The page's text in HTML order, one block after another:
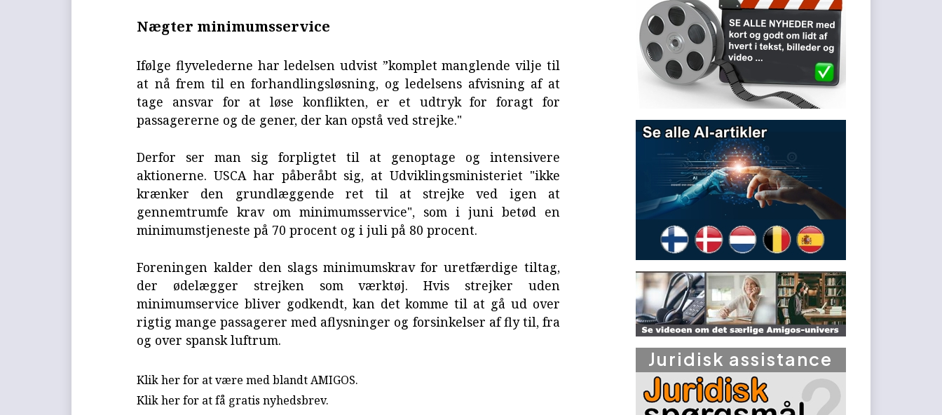
Nægter minimumsservice
Ifølge flyvelederne har ledelsen udvist ”komplet manglende vilje til
at nå frem til en forhandlingsløsning, og ledelsens afvisning af at
tage ansvar for at løse konflikten, er et udtryk for foragt for
passagererne og de gener, der kan opstå ved strejke."
Derfor ser man sig forpligtet til at genoptage og intensivere
aktionerne. USCA har påberåbt sig, at Udviklingsministeriet "ikke
krænker den grundlæggende ret til at strejke ved igen at
gennemtrumfe krav om minimumsservice", som i juni betød en
minimumstjeneste på 70 procent og i juli på 80 procent.
Foreningen kalder den slags minimumskrav for uretfærdige tiltag,
der ødelægger strejken som værktøj. Hvis strejker uden
minimumservice bliver godkendt, kan det komme til at gå ud over
rigtig mange passagerer med aflysninger og forsinkelser af fly til, fra
og over spansk luftrum.
Klik her for at være med blandt AMIGOS.
Klik her for at få gratis nyhedsbrev.